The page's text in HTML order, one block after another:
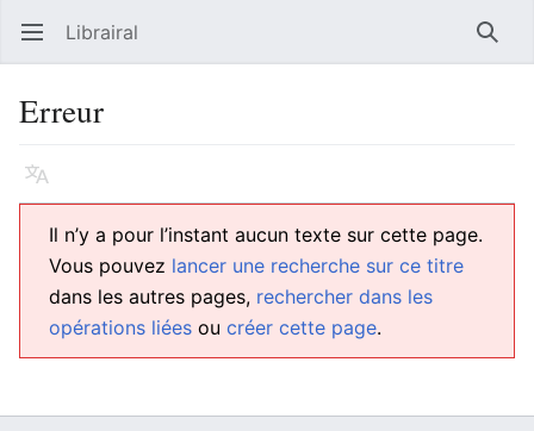
Ouvrir le menu principal Librairal
Erreur
Langue
Il n’y a pour l’instant aucun texte sur cette page.
Vous pouvez lancer une recherche sur ce titre
dans les autres pages, rechercher dans les
opérations liées ou créer cette page.